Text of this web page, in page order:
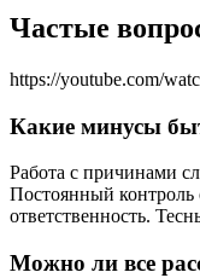
Частые
https://youtube.com/
Какие минусы
Работа с причинами
Постоянный
ответственность.
Можно ли все